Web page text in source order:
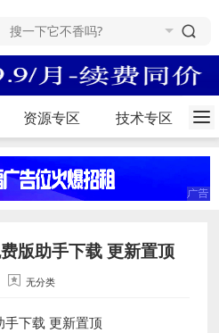
资源专区 技术专区
版助手下载 更新置顶
无分类
下载 更新置顶